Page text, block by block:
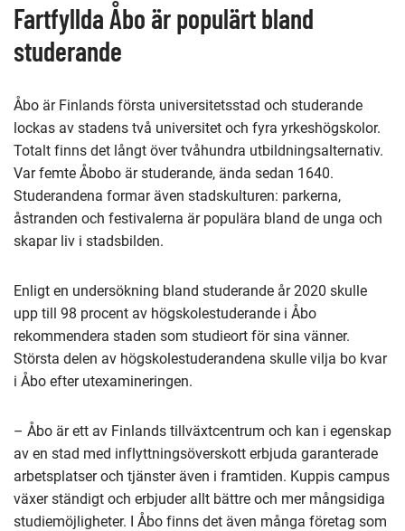
Fartfyllda Åbo är populärt bland
studerande
Åbo är Finlands första universitetsstad och studerande
lockas av stadens två universitet och fyra yrkeshögskolor.
Totalt finns det långt över tvåhundra utbildningsalternativ.
Var femte Åbobo är studerande, ända sedan 1640.
Studerandena formar även stadskulturen: parkerna,
åstranden och festivalerna är populära bland de unga och
skapar liv i stadsbilden.
Enligt en undersökning bland studerande år 2020 skulle
upp till 98 procent av högskolestuderande i Åbo
rekommendera staden som studieort för sina vänner.
Största delen av högskolestuderandena skulle vilja bo kvar
i Åbo efter utexamineringen.
– Åbo är ett av Finlands tillväxtcentrum och kan i egenskap
av en stad med inflyttningsöverskott erbjuda garanterade
arbetsplatser och tjänster även i framtiden. Kuppis campus
växer ständigt och erbjuder allt bättre och mer mångsidiga
studiemöjligheter. I Åbo finns det även många företag som